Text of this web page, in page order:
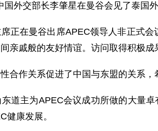
交部长李肇星在曼谷会见了泰国外
在曼谷出席APEC领导人非正式会
亲戚般的友好情谊。访问取得积极
作关系促进了中国与东盟的关系，
主为APEC会议成功所做的大量卓
健康发展。